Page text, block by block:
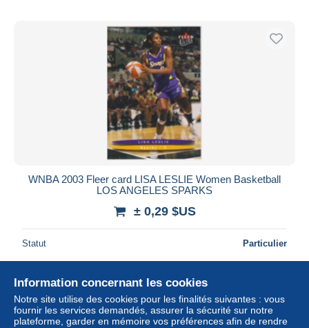
WNBA 2003 Fleer card LISA LESLIE Women Basketball
LOS ANGELES SPARKS
± 0,29 $US
Statut Particulier
Information concernant les cookies
Notre site utilise des cookies pour les finalités suivantes : vous
fournir les services demandés, assurer la sécurité sur notre
plateforme, garder en mémoire vos préférences afin de rendre